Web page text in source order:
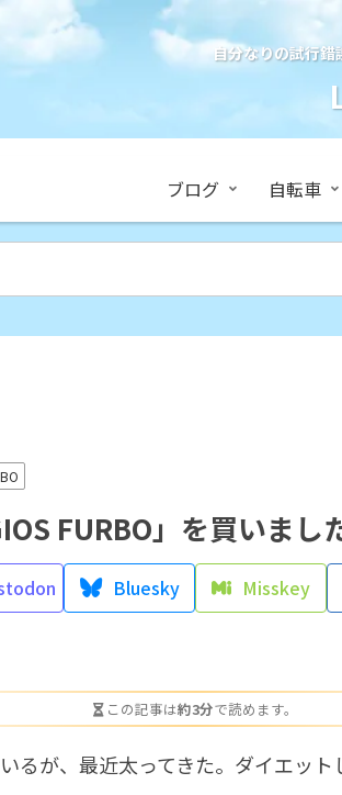
自分なりの試行錯
ブログ 自転車
FURBO」を買いまし
Bluesky Misskey
この記事は約3分で読めます。
るが、最近太ってきた。ダイエット